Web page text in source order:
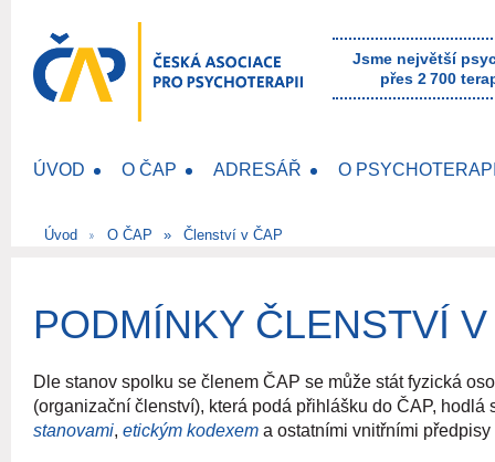
Jsme největší
přes 2 700
ÚVOD O ČAP ADRESÁŘ O
Úvod O ČAP Členství v ČAP
PODMÍNKY ČLENSTVÍ
Dle stanov spolku se členem ČAP se může stát fyzická
(organizační členství), která podá přihlášku do ČAP,
stanovami, etickým kodexem a ostatními vnitřními předpisy